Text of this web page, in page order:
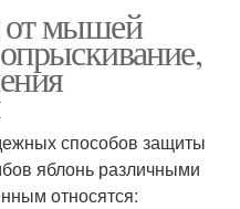
от мышей
способов защиты
яблонь различными
относятся: